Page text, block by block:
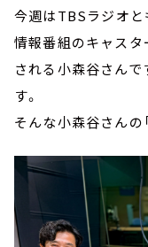
今週はTBSラジオと
情報番組のキャスタ
される小森谷さんで
す。
そんな小森谷さんの